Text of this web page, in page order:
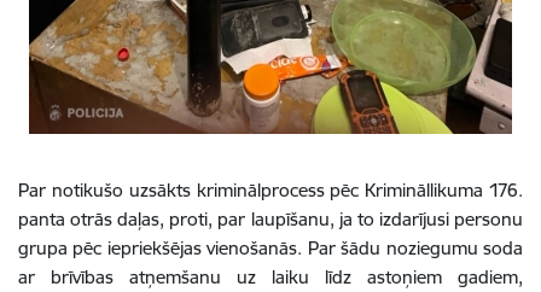
Par notikušo uzsākts kriminālprocess pēc Krimināllikuma 176.
panta otrās daļas, proti, par laupīšanu, ja to izdarījusi personu
grupa pēc iepriekšējas vienošanās. Par šādu noziegumu soda
ar brīvības atņemšanu uz laiku līdz astoņiem gadiem,